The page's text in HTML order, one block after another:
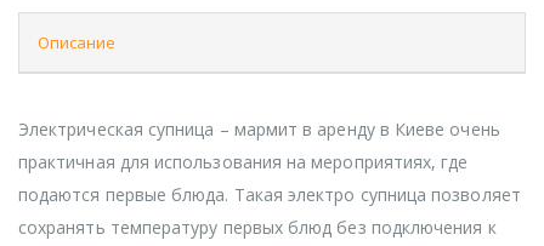
Описание
Электрическая супница – мармит в аренду в Киеве очень
практичная для использования на мероприятиях, где
подаются первые блюда. Такая электро супница позволяет
сохранять температуру первых блюд без подключения к